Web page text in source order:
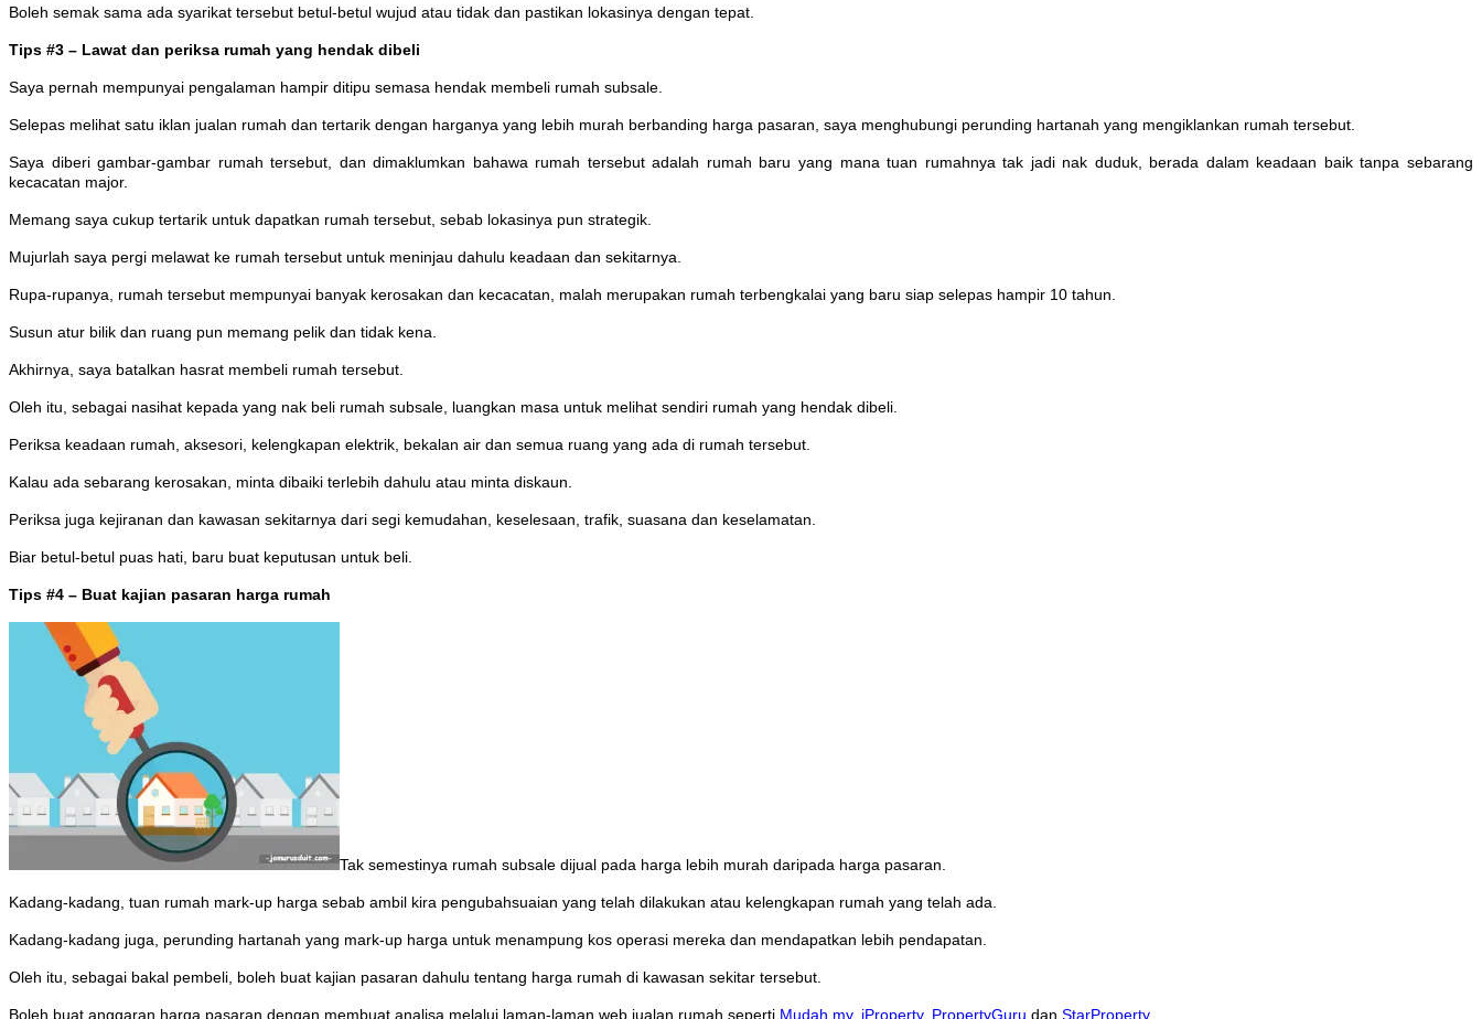
Boleh semak sama ada syarikat tersebut betul-betul wujud atau tidak dan pastikan lokasinya dengan tepat.
Tips #3 – Lawat dan periksa rumah yang hendak dibeli
Saya pernah mempunyai pengalaman hampir ditipu semasa hendak membeli rumah subsale.
Selepas melihat satu iklan jualan rumah dan tertarik dengan harganya yang lebih murah berbanding harga pasaran, saya menghubungi perunding hartanah yang mengiklankan rumah tersebut.
Saya diberi gambar-gambar rumah tersebut, dan dimaklumkan bahawa rumah tersebut adalah rumah baru yang mana tuan rumahnya tak jadi nak duduk, berada dalam keadaan baik tanpa sebarang
kecacatan major.
Memang saya cukup tertarik untuk dapatkan rumah tersebut, sebab lokasinya pun strategik.
Mujurlah saya pergi melawat ke rumah tersebut untuk meninjau dahulu keadaan dan sekitarnya.
Rupa-rupanya, rumah tersebut mempunyai banyak kerosakan dan kecacatan, malah merupakan rumah terbengkalai yang baru siap selepas hampir 10 tahun.
Susun atur bilik dan ruang pun memang pelik dan tidak kena.
Akhirnya, saya batalkan hasrat membeli rumah tersebut.
Oleh itu, sebagai nasihat kepada yang nak beli rumah subsale, luangkan masa untuk melihat sendiri rumah yang hendak dibeli.
Periksa keadaan rumah, aksesori, kelengkapan elektrik, bekalan air dan semua ruang yang ada di rumah tersebut.
Kalau ada sebarang kerosakan, minta dibaiki terlebih dahulu atau minta diskaun.
Periksa juga kejiranan dan kawasan sekitarnya dari segi kemudahan, keselesaan, trafik, suasana dan keselamatan.
Biar betul-betul puas hati, baru buat keputusan untuk beli.
Tips #4 – Buat kajian pasaran harga rumah
Tak semestinya rumah subsale dijual pada harga lebih murah daripada harga pasaran.
Kadang-kadang, tuan rumah mark-up harga sebab ambil kira pengubahsuaian yang telah dilakukan atau kelengkapan rumah yang telah ada.
Kadang-kadang juga, perunding hartanah yang mark-up harga untuk menampung kos operasi mereka dan mendapatkan lebih pendapatan.
Oleh itu, sebagai bakal pembeli, boleh buat kajian pasaran dahulu tentang harga rumah di kawasan sekitar tersebut.
Boleh buat anggaran harga pasaran dengan membuat analisa melalui laman-laman web jualan rumah seperti Mudah.my, iProperty, PropertyGuru dan StarProperty